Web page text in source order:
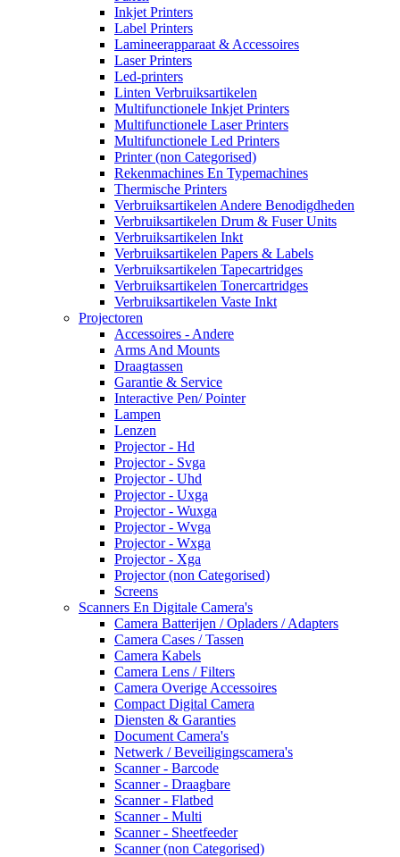
Inkjet Printers
Label Printers
Lamineerapparaat & Accessoires
Laser Printers
Led-printers
Linten Verbruiksartikelen
Multifunctionele Inkjet Printers
Multifunctionele Laser Printers
Multifunctionele Led Printers
Printer (non Categorised)
Rekenmachines En Typemachines
Thermische Printers
Verbruiksartikelen Andere Benodigdheden
Verbruiksartikelen Drum & Fuser Units
Verbruiksartikelen Inkt
Verbruiksartikelen Papers & Labels
Verbruiksartikelen Tapecartridges
Verbruiksartikelen Tonercartridges
Verbruiksartikelen Vaste Inkt
Projectoren
Accessoires - Andere
Arms And Mounts
Draagtassen
Garantie & Service
Interactive Pen/ Pointer
Lampen
Lenzen
Projector - Hd
Projector - Svga
Projector - Uhd
Projector - Uxga
Projector - Wuxga
Projector - Wvga
Projector - Wxga
Projector - Xga
Projector (non Categorised)
Screens
Scanners En Digitale Camera's
Camera Batterijen / Opladers / Adapters
Camera Cases / Tassen
Camera Kabels
Camera Lens / Filters
Camera Overige Accessoires
Compact Digital Camera
Diensten & Garanties
Document Camera's
Netwerk / Beveiligingscamera's
Scanner - Barcode
Scanner - Draagbare
Scanner - Flatbed
Scanner - Multi
Scanner - Sheetfeeder
Scanner (non Categorised)